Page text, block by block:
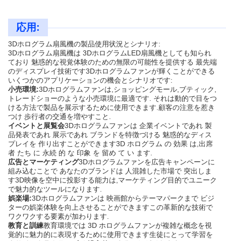
応用:
3Dホログラム扇風機の製品使用状況とシナリオ:
3Dホログラム扇風機は 3DホログラムLED扇風機としても知られ
ており 魅惑的な視覚体験のための無限の可能性を提供する 最先端
のディスプレイ技術です3Dホログラムファンが輝くことができる
いくつかのアプリケーションの機会とシナリオです:
小売環境:3Dホログラムファンは,ショッピングモール,ブティック,
トレードショーのような小売環境に最適です. それは動的で目をつ
ける方法で製品を展示するために使用できます.顧客の注意を惹き
つけ 歩行者の交通を増やすこと.
イベントと展覧会3Dホログラムファンは 企業イベントであれ 製
品発表であれ 展示であれ ブランドを特徴づける 魅惑的なディス
プレイを 作り出すことができます3D ホログラム の 効果 は,出席
者 たち に 永続 的 な 印象 を 留め て い ます.
広告とマーケティング3Dホログラムファンを広告キャンペーンに
組み込むことで あなたのブランドは 人混雑した市場で 突出しま
す3D映像を空中に投影する能力は,マーケティング目的でユニーク
で魅力的なツールになります.
娯楽場:3Dホログラムファンは 映画館からテーマパークまで ビジ
ターの娯楽体験を向上させることができますこの革新的な技術で
ワクワクする要素が加わります.
教育と訓練教育環境では 3D ホログラムファンが複雑な概念を視
覚的に魅力的に表現するために使用できます生徒にとって学習を